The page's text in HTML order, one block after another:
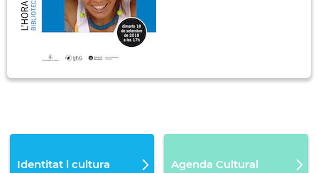
Identitat i cultura Agenda Cultural